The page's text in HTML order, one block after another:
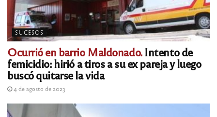
SUCESOS
Ocurrió en barrio Maldonado.Intento de
femicidio: hirió a tiros a su ex pareja y luego
buscó quitarse la vida
4 de agosto de 2023